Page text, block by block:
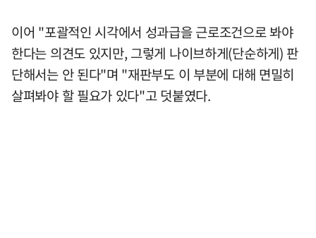
이어 "포괄적인 시각에서 성과급을 근로조건으로 봐야
한다는 의견도 있지만, 그렇게 나이브하게(단순하게) 판
단해서는 안 된다"며 "재판부도 이 부분에 대해 면밀히
살펴봐야 할 필요가 있다"고 덧붙였다.